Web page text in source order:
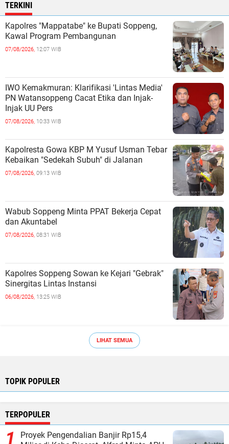
TERKINI
Kapolres "Mappatabe" ke Bupati Soppeng,
Kawal Program Pembangunan ‎ ‎
07/08/2026, 12:07 WIB
IWO Kemakmuran: Klarifikasi 'Lintas Media'
PN Watansoppeng Cacat Etika dan Injak-
Injak UU Pers
07/08/2026, 10:33 WIB
Kapolresta Gowa KBP M Yusuf Usman Tebar
Kebaikan "Sedekah Subuh" di Jalanan ‎
07/08/2026, 09:13 WIB
Wabub Soppeng Minta PPAT Bekerja Cepat
dan Akuntabel ‎
07/08/2026, 08:31 WIB
Kapolres Soppeng Sowan ke Kejari "Gebrak"
Sinergitas Lintas Instansi ‎
06/08/2026, 13:25 WIB
LIHAT SEMUA
TOPIK POPULER
TERPOPULER
Proyek Pengendalian Banjir Rp15,4